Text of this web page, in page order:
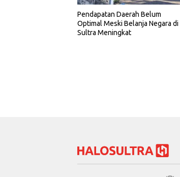
Pendapatan Daerah Belum
Optimal Meski Belanja Negara di
Sultra Meningkat